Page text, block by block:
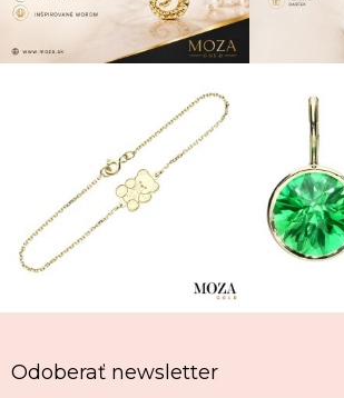
Odoberať newsletter